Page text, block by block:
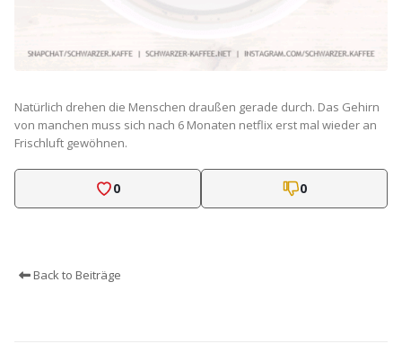
Natürlich drehen die Menschen draußen gerade durch. Das Gehirn
von manchen muss sich nach 6 Monaten netflix erst mal wieder an
Frischluft gewöhnen.
0 0
Back to Beiträge